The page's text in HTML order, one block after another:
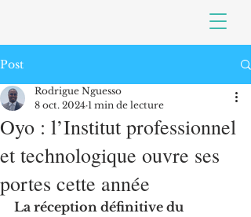
Post
Oyo : l’Institut professionnel
et technologique ouvre ses
portes cette année
Rodrigue Nguesso
8 oct. 2024 1 min de lecture
La réception définitive du